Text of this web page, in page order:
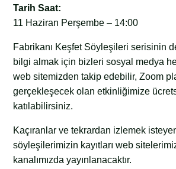
Tarih Saat:
11 Haziran Perşembe – 14:00
Fabrikanı Keşfet Söyleşileri serisinin
bilgi almak için bizleri sosyal medya
web sitemizden takip edebilir, Zoom
gerçekleşecek olan etkinliğimize
katılabilirsiniz.
Kaçıranlar ve tekrardan izlemek
söyleşilerimizin kayıtları web
kanalımızda yayınlanacaktır.